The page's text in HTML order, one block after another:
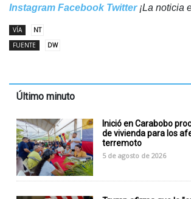
Instagram Facebook Twitter¡La noticia
VÍA
NT
FUENTE
DW
Último minuto
Inició en Carabobo
de vivienda para los
terremoto
5 de agosto de 2026